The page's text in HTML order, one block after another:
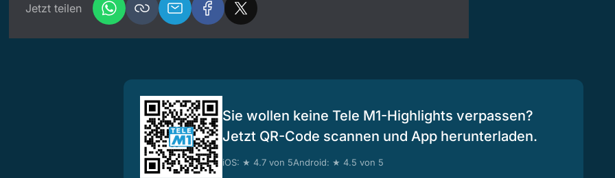
Jetzt teilen
Sie wollen keine Tele M1-Highlights verpassen?
Jetzt QR-Code scannen und App herunterladen.
iOS: ★ 4.7 von 5Android: ★ 4.5 von 5